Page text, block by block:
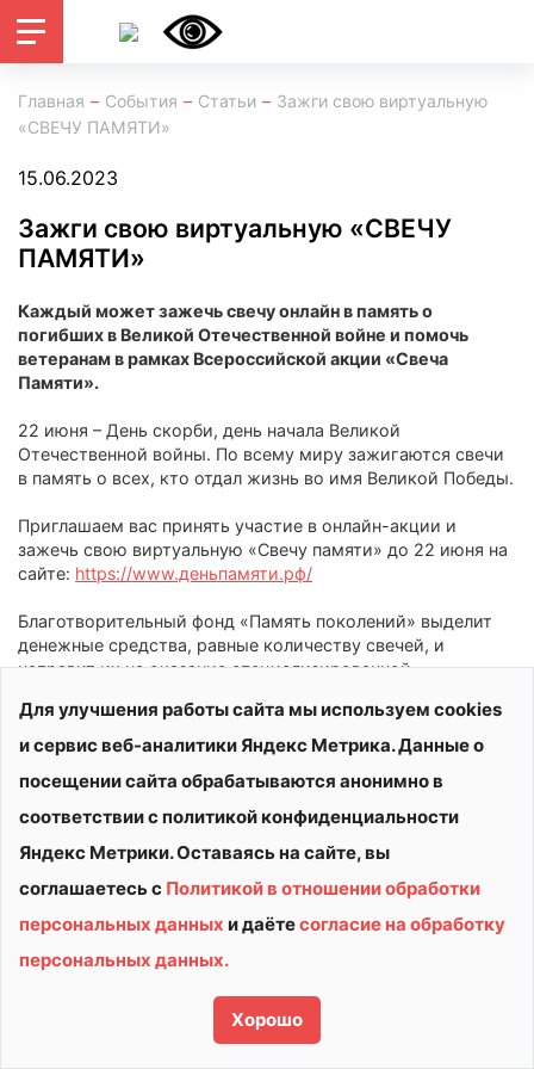
Главная События Статьи
Зажги свою виртуальную
«СВЕЧУ ПАМЯТИ»
15.06.2023
Зажги свою виртуальную «СВЕЧУ
ПАМЯТИ»
Каждый может зажечь свечу онлайн в память о
погибших в Великой Отечественной войне и помочь
ветеранам в рамках Всероссийской акции «Свеча
Памяти».
22 июня – День скорби, день начала Великой
Отечественной войны. По всему миру зажигаются свечи
в память о всех, кто отдал жизнь во имя Великой Победы.
Приглашаем вас принять участие в онлайн-акции и
зажечь свою виртуальную «Свечу памяти» до 22 июня на
сайте: https://www.деньпамяти.рф/
Благотворительный фонд «Память поколений» выделит
денежные средства, равные количеству свечей, и
направит их на оказание специализированной
© 2026 АУ ДО ВО «СШОР «ВИТЯЗЬ»
Политика конфиденциальности
Для улучшения работы сайта мы используем cookies
и сервис веб-аналитики Яндекс Метрика. Данные о
посещении сайта обрабатываются анонимно в
соответствии с политикой конфиденциальности
Яндекс Метрики. Оставаясь на сайте, вы
соглашаетесь с Политикой в отношении обработки
персональных данных и даётесогласие на обработку
персональных данных.
Хорошо